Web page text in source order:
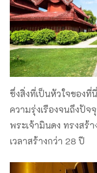
ซึ่งสิ่งที่เป็นหัวใจของที่
ความรุ่งเรืองจนถึงปั
พระเจ้ามินดง ทรงสร้
เวลาสร้างกว่า 28 ปี